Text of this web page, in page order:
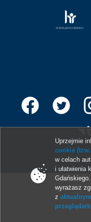
© 2013-
Uprzejmie
cookie
w celach
i ułatwienia
wyrażasz
z